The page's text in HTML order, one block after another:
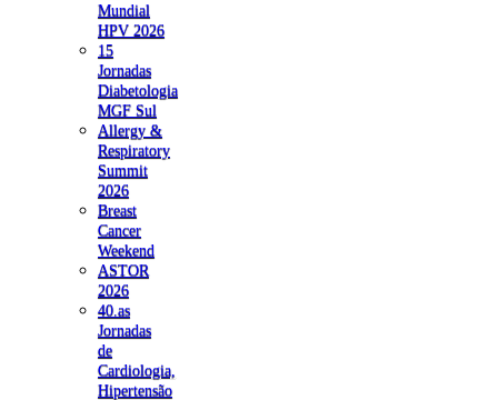
Mundial
HPV 2026
15
Jornadas
Diabetologia
MGF Sul
Allergy &
Respiratory
Summit
2026
Breast
Cancer
Weekend
ASTOR
2026
40.as
Jornadas
de
Cardiologia,
Hipertensão